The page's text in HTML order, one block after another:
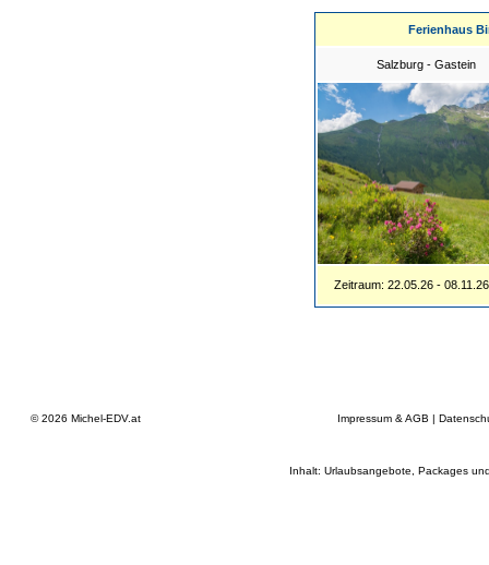
Ferienhaus
Salzburg - Gastein
Zeitraum: 22.05.26 - 08.11.26
© 2026 Michel-EDV.at Impressum & AGB |
Inhalt: Urlaubsangebote, Packages